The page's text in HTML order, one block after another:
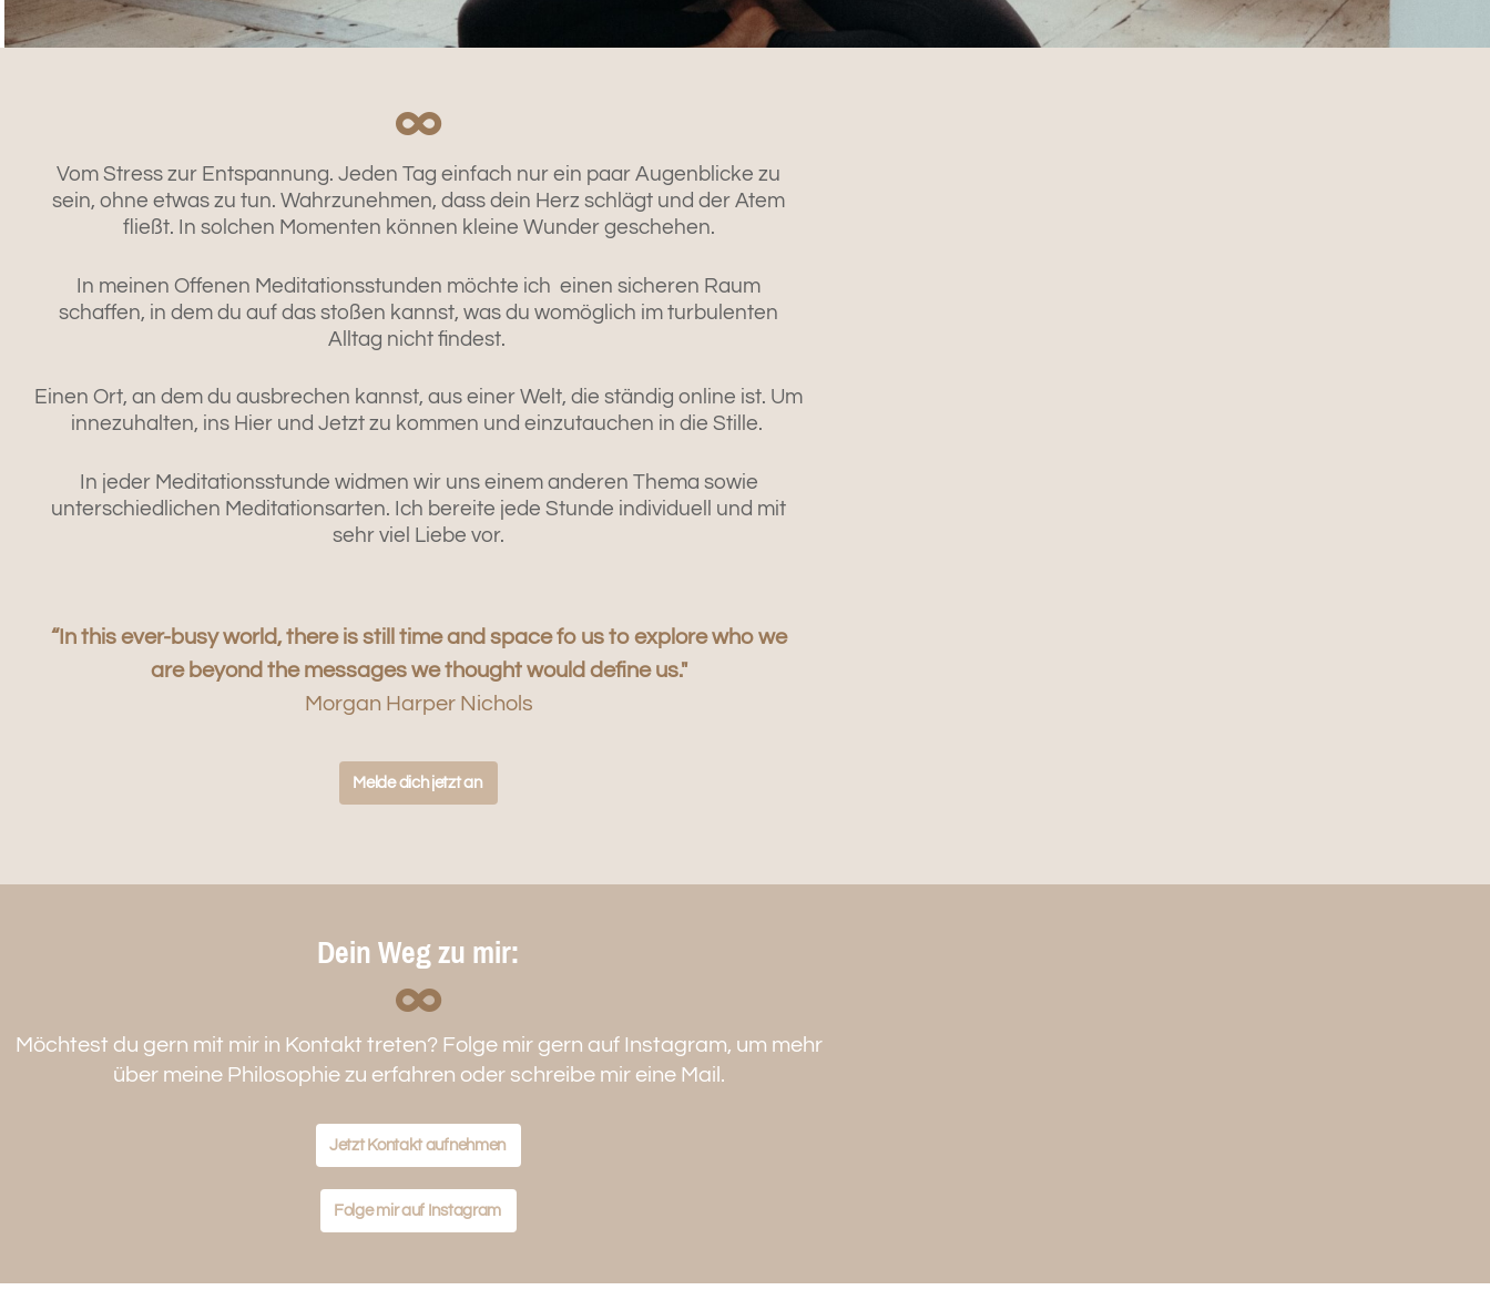
Vom Stress zur Entspannung. Jeden Tag einfach nur ein paar Augenblicke zu
sein, ohne etwas zu tun. Wahrzunehmen, dass dein Herz schlägt und der Atem
fließt. In solchen Momenten können kleine Wunder geschehen.
In meinen Offenen Meditationsstunden möchte ich einen sicheren Raum
schaffen, in dem du auf das stoßen kannst, was du womöglich im turbulenten
Alltag nicht findest.
Einen Ort, an dem du ausbrechen kannst, aus einer Welt, die ständig online ist. Um
innezuhalten, ins Hier und Jetzt zu kommen und einzutauchen in die Stille.
In jeder Meditationsstunde widmen wir uns einem anderen Thema sowie
unterschiedlichen Meditationsarten. Ich bereite jede Stunde individuell und mit
sehr viel Liebe vor.
“In this ever-busy world, there is still time and space fo us to explore who we
are beyond the messages we thought would define us."
Morgan Harper Nichols
Melde dich jetzt an
Dein Weg zu mir:
Möchtest du gern mit mir in Kontakt treten? Folge mir gern auf Instagram, um mehr
über meine Philosophie zu erfahren oder schreibe mir eine Mail.
Jetzt Kontakt aufnehmen
Folge mir auf Instagram